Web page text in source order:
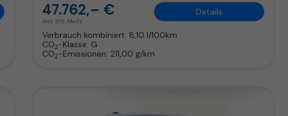
47.762,– €
incl. 19% MwSt.
Details
Verbrauch kombiniert: 8,10 l/100km
CO2-Klasse: G
CO2-Emissionen: 211,00 g/km